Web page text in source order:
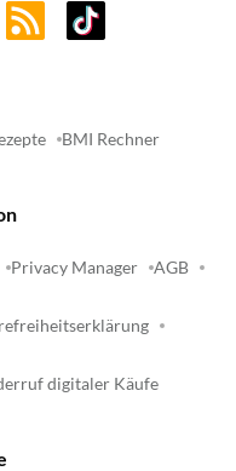
BMI Rechner
Privacy Manager AGB
digitaler Käufe